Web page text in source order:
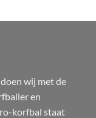
wij met de
en
korfbal staat